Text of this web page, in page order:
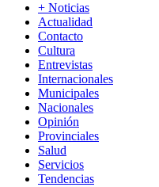
+ Noticias
Actualidad
Contacto
Cultura
Entrevistas
Internacionales
Municipales
Nacionales
Opinión
Provinciales
Salud
Servicios
Tendencias